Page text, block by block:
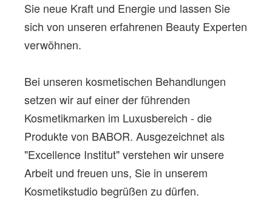
Sie neue Kraft und Energie und lassen Sie
sich von unseren erfahrenen Beauty Experten
verwöhnen.
Bei unseren kosmetischen Behandlungen
setzen wir auf einer der führenden
Kosmetikmarken im Luxusbereich - die
Produkte von BABOR. Ausgezeichnet als
"Excellence Institut" verstehen wir unsere
Arbeit und freuen uns, Sie in unserem
Kosmetikstudio begrüßen zu dürfen.